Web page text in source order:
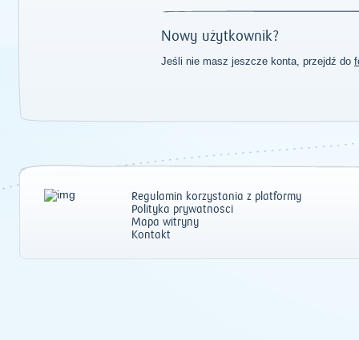
Nowy użytkownik?
Jeśli nie masz jeszcze konta, przejdź do
Regulamin korzystania z platformy
Polityka prywatności
Mapa witryny
Kontakt